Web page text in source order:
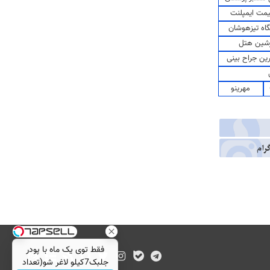
ایمپلنت
تیزهوشان
هتل
جراح بینی
مهرینو
فقط توی یک ماه با پودر
جلبک7کیلو لاغر شو(تعداد